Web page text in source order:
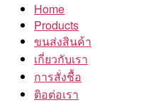
Home
Products
ขนส่งสินค้า
เกี่ยวกับเรา
การสั่งชื้อ
ติอต่อเรา